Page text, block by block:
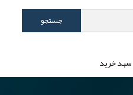
جستجو
سبد خرید